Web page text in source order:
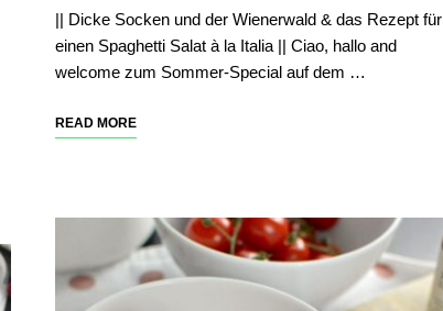
|| Dicke Socken und der Wienerwald & das Rezept für
einen Spaghetti Salat à la Italia || Ciao, hallo and
welcome zum Sommer-Special auf dem …
READ MORE